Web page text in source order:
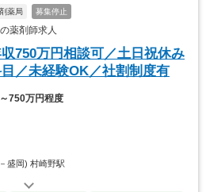
薬局 募集停止
薬剤師求人
750万円相談可／土日祝休み
／未経験OK／社割制度有
750万円程度
盛岡) 村崎野駅